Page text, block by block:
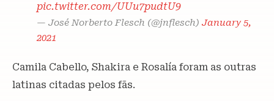
pic.twitter.com/UUu7pudtU9
— José Norberto Flesch (@jnflesch) January 5,
2021
Camila Cabello, Shakira e Rosalía foram as outras
latinas citadas pelos fãs.